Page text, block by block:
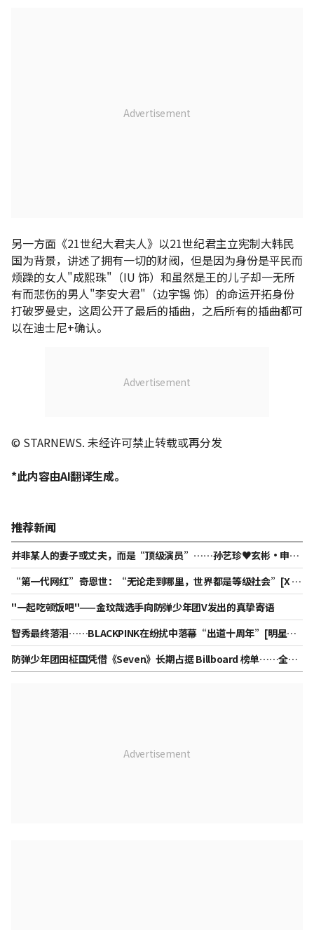
另一方面《21世纪大君夫人》以21世纪君主立宪制大韩民
国为背景，讲述了拥有一切的财阀，但是因为身份是平民而
烦躁的女人"成熙珠"（IU 饰）和虽然是王的儿子却一无所
有而悲伤的男人"李安大君"（边宇锡 饰）的命运开拓身份
打破罗曼史，这周公开了最后的插曲，之后所有的插曲都可
以在迪士尼+确认。
© STARNEWS. 未经许可禁止转载或再分发
*此内容由AI翻译生成。
推荐新闻
并非某人的妻子或丈夫，而是“顶级演员”……孙艺珍♥玄彬·申敏
儿♥金宇彬，下半年大胆挑战动向 [Star Issue]
“第一代网红”奇恩世：“无论走到哪里，世界都是等级社会”[X T
he League]
"一起吃顿饭吧"——金玟哉选手向防弹少年团V发出的真挚寄语
智秀最终落泪……BLACKPINK在纷扰中落幕“出道十周年”[明星内
幕]
防弹少年团田柾国凭借《Seven》长期占据 Billboard 榜单……全球
榜单成功进入第 159 周，刷新“亚洲首次、最长记录”